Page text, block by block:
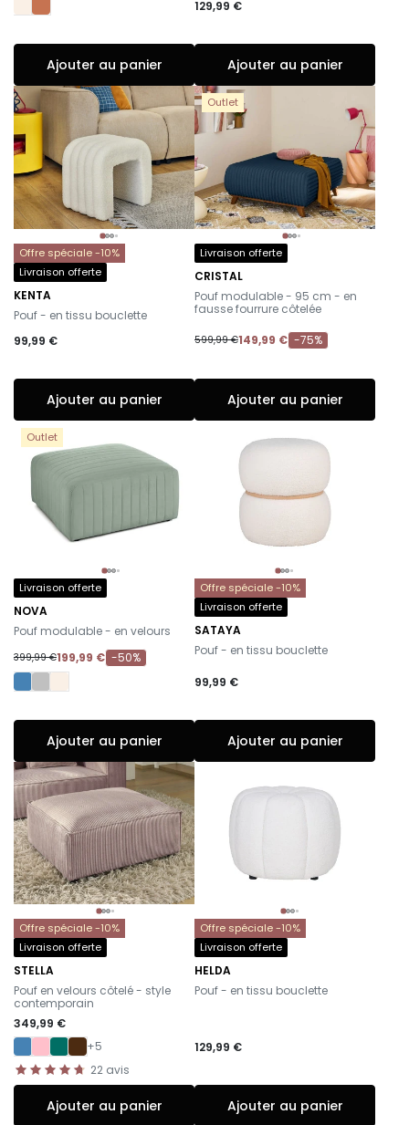
Ajouter au panier
129,99 €
Ajouter au panier
Offre spéciale -10%
Livraison offerte
KENTA
-
Pouf - en tissu bouclette
99,99 €
Ajouter au panier
Outlet
Livraison offerte
CRISTAL
-
Pouf modulable - 95 cm - en
fausse fourrure côtelée
599,99 €149,99 € -75%
Ajouter au panier
Outlet
Livraison offerte
NOVA
-
Pouf modulable - en velours
399,99 €199,99 € -50%
Ajouter au panier
Offre spéciale -10%
Livraison offerte
SATAYA
-
Pouf - en tissu bouclette
99,99 €
Ajouter au panier
Offre spéciale -10%
Livraison offerte
STELLA
-
Pouf en velours côtelé - style
contemporain
349,99 €
+5
22 avis
Ajouter au panier
Offre spéciale -10%
Livraison offerte
HELDA
-
Pouf - en tissu bouclette
129,99 €
Ajouter au panier